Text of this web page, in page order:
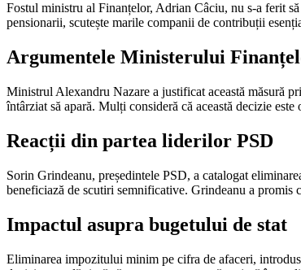
Fostul ministru al Finanțelor, Adrian Câciu, nu s-a ferit
pensionarii, scutește marile companii de contribuții
Argumentele Ministerului
Ministrul Alexandru Nazare a justificat această măsură
întârziat să apară. Mulți consideră că această decizie este
Reacții din partea liderilor PSD
Sorin Grindeanu, președintele PSD, a catalogat
beneficiază de scutiri semnificative. Grindeanu a promis
Impactul asupra bugetului de stat
Eliminarea impozitului minim pe cifra de afaceri,